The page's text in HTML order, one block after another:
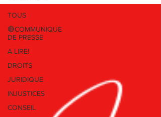
TOUS
🔴COMMUNIQUE
DE PRESSE
A LIRE!
DROITS
JURIDIQUE
INJUSTICES
CONSEIL